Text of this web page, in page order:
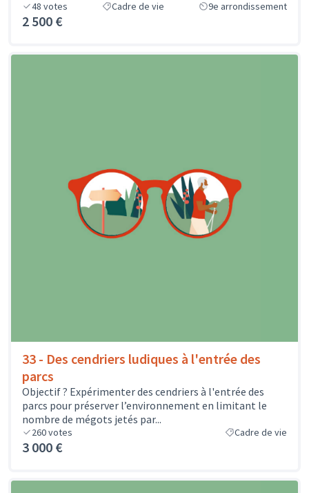
48 votes Cadre de vie 9e arrondissement
2 500 €
33 - Des cendriers ludiques à l'entrée des
parcs
Objectif ? Expérimenter des cendriers à l'entrée des
parcs pour préserver l’environnement en limitant le
nombre de mégots jetés par...
260votes Cadre de vie
3 000 €